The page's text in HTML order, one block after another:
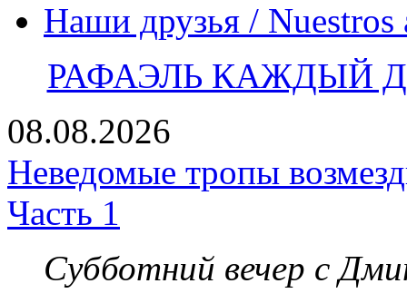
Наши друзья / Nuestros
РАФАЭЛЬ КАЖДЫЙ
08.08.2026
Неведомые тропы
Часть 1
Субботний вечер с